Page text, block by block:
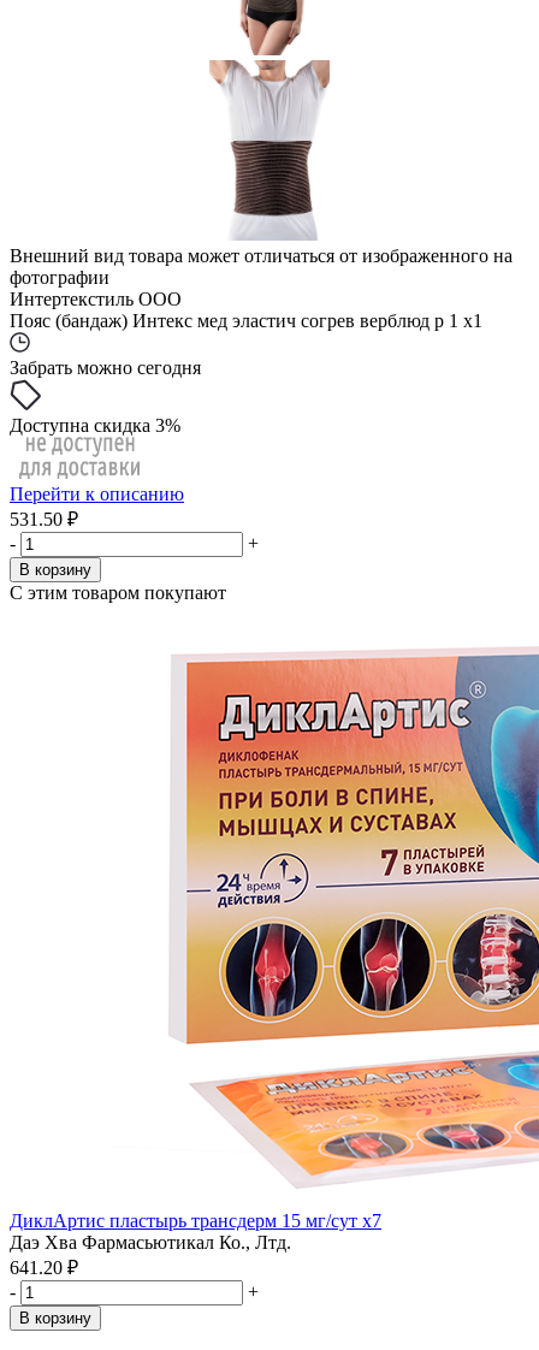
Внешний вид товара может отличаться от изображенного на
фотографии
Интертекстиль ООО
Пояс (бандаж) Интекс мед эластич согрев верблюд р 1 x1
Забрать можно сегодня
Доступна скидка 3%
Перейти к описанию
531.50 ₽
-
+
В корзину
С этим товаром покупают
ДиклАртис пластырь трансдерм 15 мг/сут x7
Даэ Хва Фармасьютикал Ко., Лтд.
641.20 ₽
-
+
В корзину